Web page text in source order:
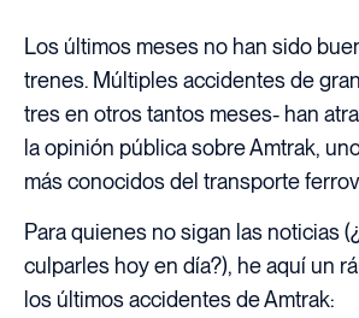
Los últimos meses no han sido
trenes. Múltiples accidentes de
tres en otros tantos meses- han
la opinión pública sobre Amtrak,
más conocidos del transporte
Para quienes no sigan las noticias
culparles hoy en día?), he aquí un
los últimos accidentes de Amtrak: